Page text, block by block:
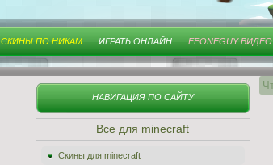
СКИНЫ ПО НИКАМ ИГРАТЬ ОНЛАЙН EEONEGUY ВИДЕО
НАВИГАЦИЯ ПО САЙТУ
Все для minecraft
Скины для minecraft